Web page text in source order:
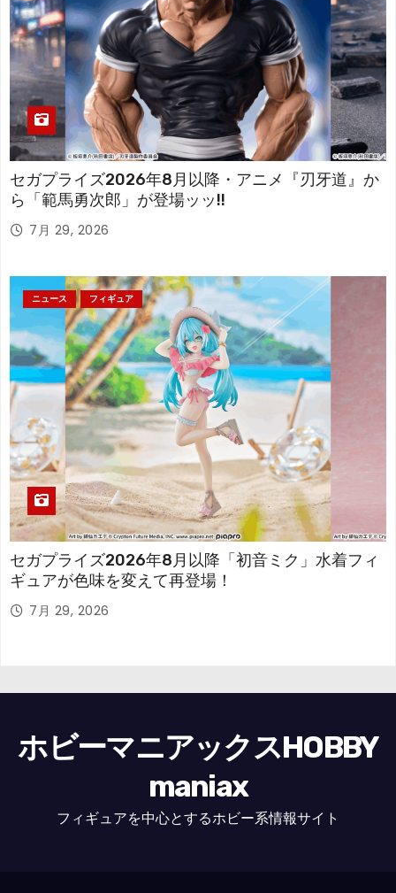
セガプライズ2026年8月以降・アニメ『刃牙道』か
ら「範馬勇次郎」が登場ッッ!!
7月 29, 2026
ニュース フィギュア
セガプライズ2026年8月以降「初音ミク」水着フィ
ギュアが色味を変えて再登場！
7月 29, 2026
ホビーマニアックスHOBBY
maniax
フィギュアを中心とするホビー系情報サイト